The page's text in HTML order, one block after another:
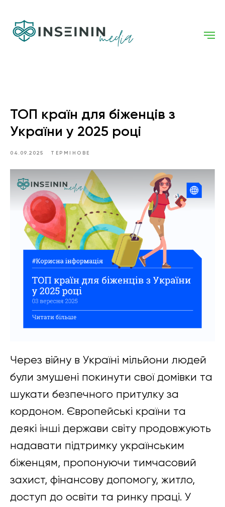
ТОП країн для біженців з
України у 2025 році
04.09.2025 ТЕРМІНОВЕ
Через війну в Україні мільйони людей
були змушені покинути свої домівки та
шукати безпечного притулку за
кордоном. Європейські країни та
деякі інші держави світу продовжують
надавати підтримку українським
біженцям, пропонуючи тимчасовий
захист, фінансову допомогу, житло,
доступ до освіти та ринку праці. У